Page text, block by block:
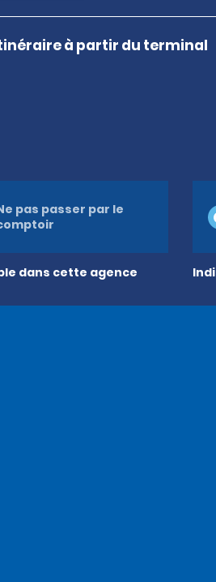
à partir du terminal
dans cette agence
pas passer par le